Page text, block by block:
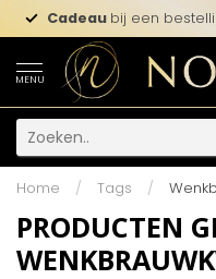
Cadeau bij een
MENU
Home / Tags /
PRODUCTEN